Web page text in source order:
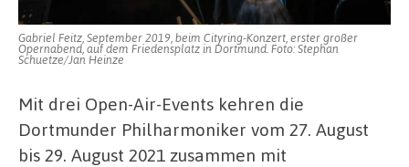
Gabriel Feitz, September 2019, beim Cityring-Konzert, erster großer
Opernabend, auf dem Friedensplatz in Dortmund. Foto: Stephan
Schuetze/Jan Heinze
Mit drei Open-Air-Events kehren die
Dortmunder Philharmoniker vom 27. August
bis 29. August 2021 zusammen mit